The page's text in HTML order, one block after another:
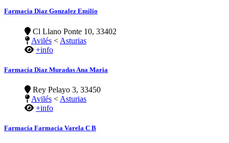
Farmacia Diaz Gonzalez Emilio
Cl Llano Ponte 10, 33402
Avilés < Asturias
+info
Farmacia Diaz Muradas Ana Maria
Rey Pelayo 3, 33450
Avilés < Asturias
+info
Farmacia Farmacia Varela C B